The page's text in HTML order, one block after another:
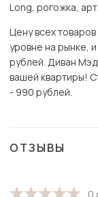
Long, рогожка,
Цену всех
уровне на рынке,
рублей. Диван
вашей квартиры!
- 990 рублей.
ОТЗЫВЫ
0